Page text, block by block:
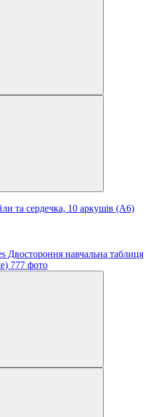
та сердечка, 10 аркушів (А6)